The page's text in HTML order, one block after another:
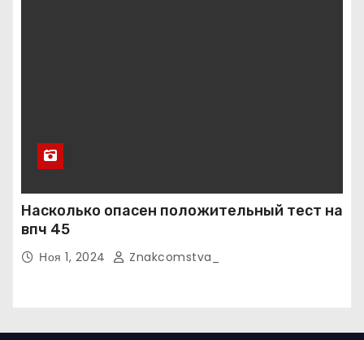
Насколько опасен положительный тест на
впч 45
Ноя 1, 2024 Znakcomstva_